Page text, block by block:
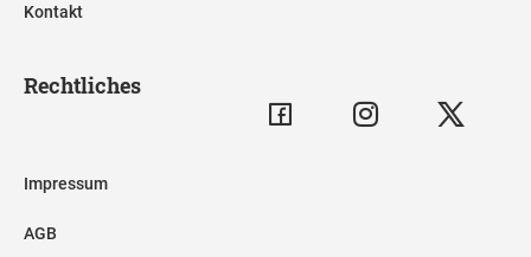
Kontakt
Rechtliches
Impressum
AGB